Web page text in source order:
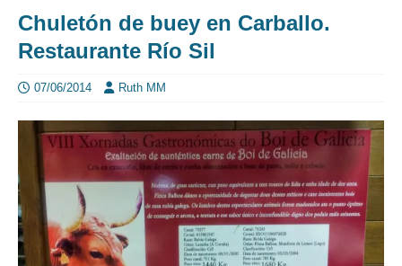
Chuletón de buey en Carballo.
Restaurante Río Sil
07/06/2014 Ruth MM